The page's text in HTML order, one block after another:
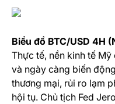
Biểu đồ BTC/USD 4H
Thực tế, nền kinh tế
và ngày càng biến
thương mại, rủi ro lạm
hội tụ. Chủ tịch Fed